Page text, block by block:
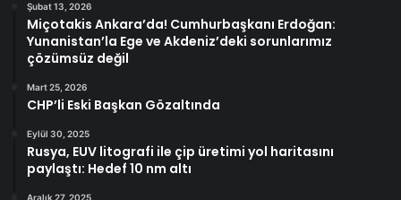
Şubat 13, 2026
Miçotakis Ankara’da! Cumhurbaşkanı Erdoğan:
Yunanistan’la Ege ve Akdeniz’deki sorunlarımız
çözümsüz değil
Mart 25, 2026
CHP’li Eski Başkan Gözaltında
Eylül 30, 2025
Rusya, EUV litografi ile çip üretimi yol haritasını
paylaştı: Hedef 10 nm altı
Aralık 27, 2025